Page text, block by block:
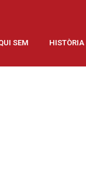
SEM HISTÒRIA